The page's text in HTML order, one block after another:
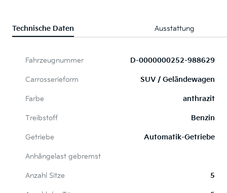
Technische Daten Ausstattung
Fahrzeugnummer D-0000000252-988629
Carrosserieform SUV / Geländewagen
Farbe anthrazit
Treibstoff Benzin
Getriebe Automatik-Getriebe
Anhängelast gebremst
Anzahl Sitze 5